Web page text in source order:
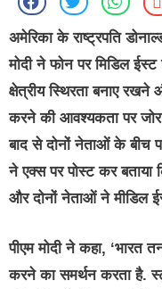
अमेरिका के राष्ट्रपति
मोदी ने फोन पर मिडिल
क्षेत्रीय स्थिरता बनाए रखने
करने की आवश्यकता पर
बाद से दोनों नेताओं के बीच
ने एक्स पर पोस्ट कर बताया
और दोनों नेताओं ने मीडिल
पीएम मोदी ने कहा,
करने का समर्थन करता है.